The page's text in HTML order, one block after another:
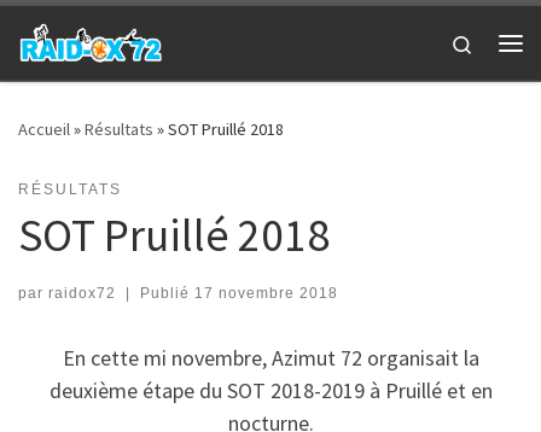
Passer au contenu
Search
Accueil»Résultats »SOT Pruillé 2018
RÉSULTATS
SOT Pruillé 2018
par raidox72 | Publié 17 novembre 2018
En cette mi novembre, Azimut 72 organisait la
deuxième étape du SOT 2018-2019 à Pruillé et en
nocturne.